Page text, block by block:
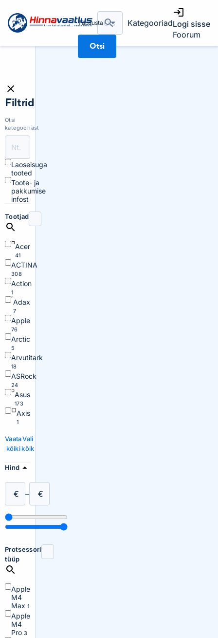
Täpsusta
Otsi
KategooriadLogi sisse
Foorum
Filtrid
Otsi
kategooriast
Laoseisuga
tooted
Toote- ja
pakkumise
infost
Tootjad
Acer
41
ACTINA
308
Action
1
Adax
7
Apple
76
Arctic
5
Arvutitark
18
ASRock
24
Asus
173
Axis
1
Vaata
kõiki
Vali
kõik
Hind
€ – €
Protsessori
tüüp
Apple
M4
Max 1
Apple
M4
Pro 3